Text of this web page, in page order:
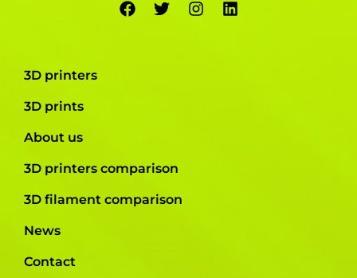
3D printers
3D prints
About us
3D printers comparison
3D filament comparison
News
Contact